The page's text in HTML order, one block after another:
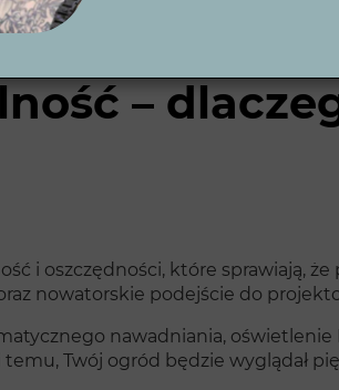
przebiega dokładnie nasz
–
i oszczędności, które sprawiają,
nowatorskie podejście do
nawadniania,
Twój ogród będzie wyglądał